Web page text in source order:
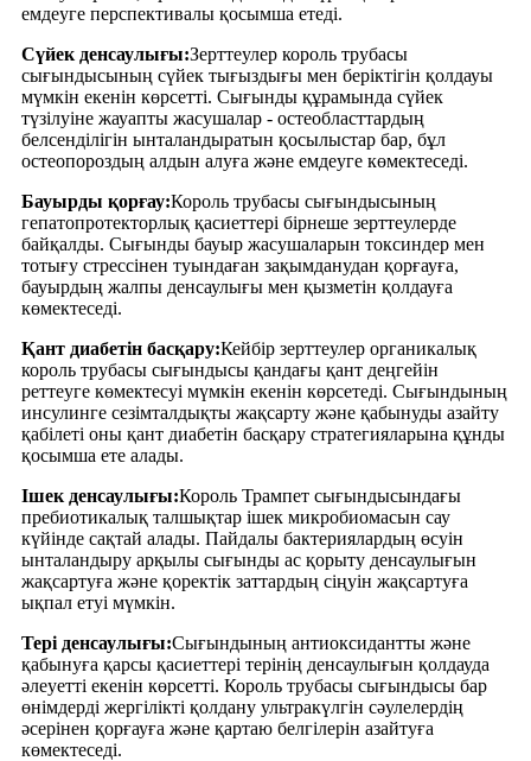
емдеуге перспективалы қосымша етеді.
Сүйек денсаулығы:Зерттеулер король трубасы
сығындысының сүйек тығыздығы мен беріктігін қолдауы
мүмкін екенін көрсетті. Сығынды құрамында сүйек
түзілуіне жауапты жасушалар - остеобласттардың
белсенділігін ынталандыратын қосылыстар бар, бұл
остеопороздың алдын алуға және емдеуге көмектеседі.
Бауырды қорғау:Король трубасы сығындысының
гепатопротекторлық қасиеттері бірнеше зерттеулерде
байқалды. Сығынды бауыр жасушаларын токсиндер мен
тотығу стрессінен туындаған зақымданудан қорғауға,
бауырдың жалпы денсаулығы мен қызметін қолдауға
көмектеседі.
Қант диабетін басқару:Кейбір зерттеулер органикалық
король трубасы сығындысы қандағы қант деңгейін
реттеуге көмектесуі мүмкін екенін көрсетеді. Сығындының
инсулинге сезімталдықты жақсарту және қабынуды азайту
қабілеті оны қант диабетін басқару стратегияларына құнды
қосымша ете алады.
Ішек денсаулығы:Король Трампет сығындысындағы
пребиотикалық талшықтар ішек микробиомасын сау
күйінде сақтай алады. Пайдалы бактериялардың өсуін
ынталандыру арқылы сығынды ас қорыту денсаулығын
жақсартуға және қоректік заттардың сіңуін жақсартуға
ықпал етуі мүмкін.
Тері денсаулығы:Сығындының антиоксидантты және
қабынуға қарсы қасиеттері терінің денсаулығын қолдауда
әлеуетті екенін көрсетті. Король трубасы сығындысы бар
өнімдерді жергілікті қолдану ультракүлгін сәулелердің
әсерінен қорғауға және қартаю белгілерін азайтуға
көмектеседі.